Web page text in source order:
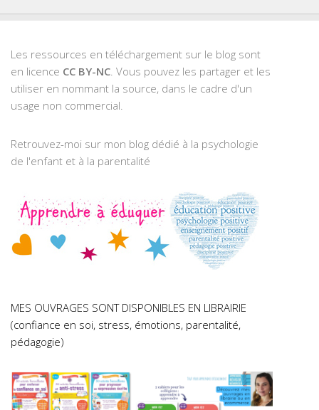
Les ressources en téléchargement sur le blog sont
en licence CC BY-NC . Vous pouvez les partager et les
utiliser en nommant la source, dans le cadre d'un
usage non commercial.
Retrouvez-moi sur mon blog dédié à la psychologie
de l'enfant et à la parentalité
MES OUVRAGES SONT DISPONIBLES EN LIBRAIRIE
(confiance en soi, stress, émotions, parentalité,
pédagogie)